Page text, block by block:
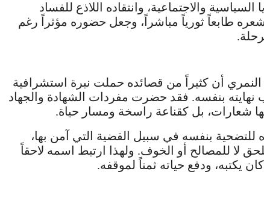
والاجتماعية، وانتقاده اللاذع للفساد
شعره طابعاً ثورياً مباشراً، وجعل حضوره مؤثراً رغم
أن كثيراً من قصائده حملت نبرة استشرافية
نهايته بنفسه. فقد حضرت مفردات الشهادة والجهاد
شعارات، بل كقناعة راسخة ومسار حياة.
بنفسه في سبيل القضية التي آمن بها،
لا للمصالح أو الخوف. ولهذا ارتبط اسمه لاحقاً
يكتبه، ودفع حياته ثمناً لموقفه.